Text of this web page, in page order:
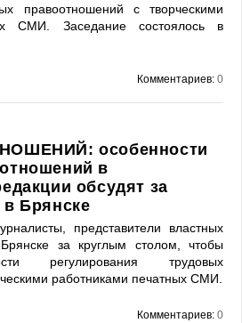
правоотношений с творческими
СМИ. Заседание состоялось в
Комментариев: 0
особенности
в
обсудят за
Брянске
представители властных
за круглым столом, чтобы
регулирования трудовых
работниками печатных СМИ.
Комментариев: 0